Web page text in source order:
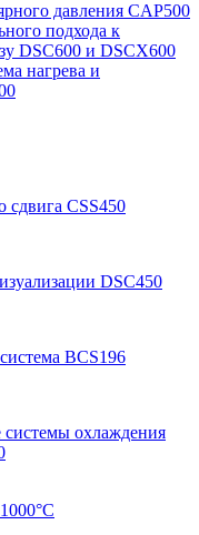
давления CAP500
подхода к
DSC600 и DSCX600
нагрева и
сдвига CSS450
DSC450
BCS196
системы охлаждения